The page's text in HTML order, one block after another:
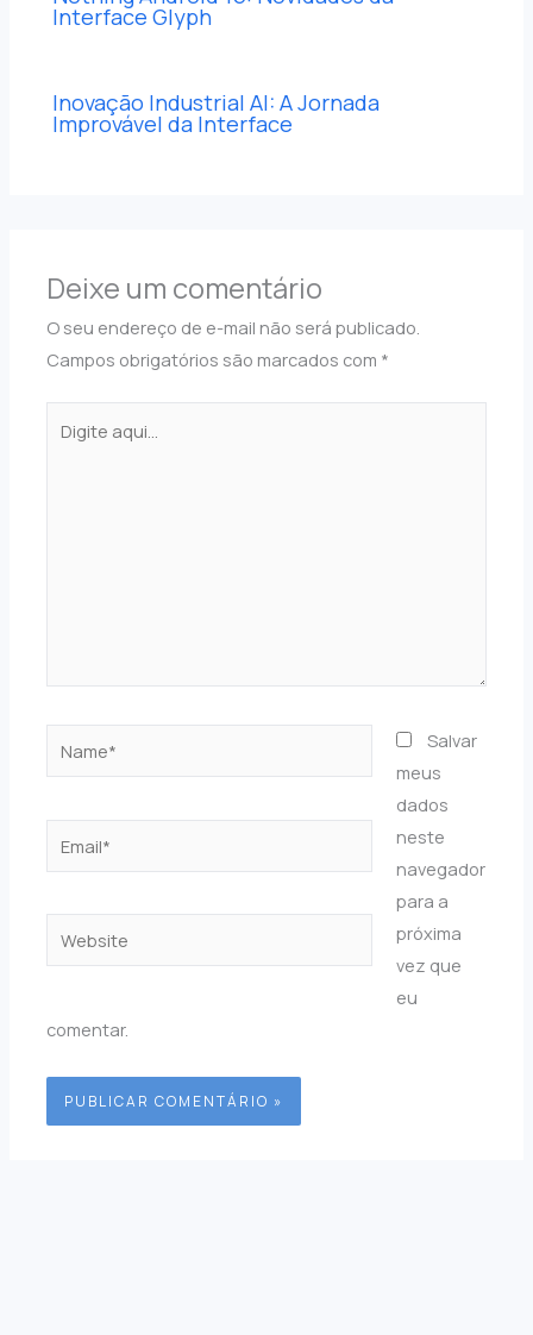
Interface Glyph
Inovação Industrial AI: A Jornada
Improvável da Interface
Deixe um comentário
O seu endereço de e-mail não será publicado.
Campos obrigatórios são marcados com *
aqui...
Salvar
meus
dados
neste
navegador
para a
próxima
vez que
eu
comentar.